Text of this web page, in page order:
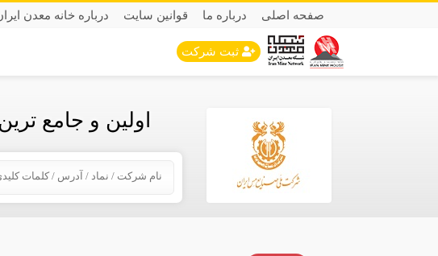
صفحه اصلی درباره ما قوانین سایت درباره خانه معدن
ثبت شرکت
اولین و جامع